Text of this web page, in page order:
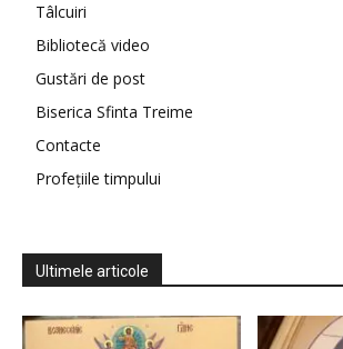
Tâlcuiri
Bibliotecă video
Gustări de post
Biserica Sfinta Treime
Contacte
Profețiile timpului
Ultimele articole